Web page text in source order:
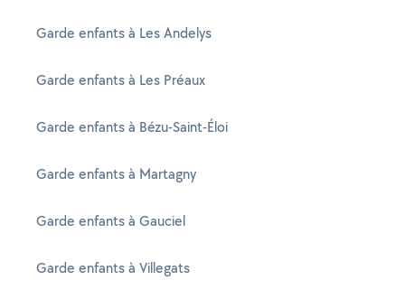
Garde enfants à Les Andelys
Garde enfants à Les Préaux
Garde enfants à Bézu-Saint-Éloi
Garde enfants à Martagny
Garde enfants à Gauciel
Garde enfants à Villegats